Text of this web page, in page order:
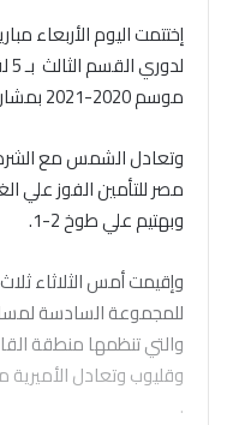
موسم 2020-2021 بمشاركة 16 فريقا.
وبهتيم علي طوخ 2-1.
للمجموعة السادسة
والتي تنظمها منطقة
.